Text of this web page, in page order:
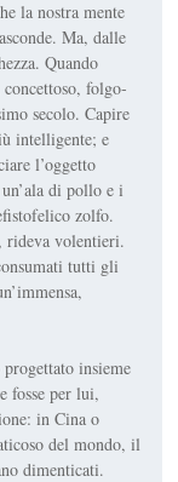
la nostra mente
Ma, dalle
Quando
concettoso, folgo­
secolo. Capire
intelli­gente; e
l’oggetto
di pollo e i
zolfo.
rideva vo­lentieri.
tutti gli
in­sieme
fosse per lui,
in Cina o
del mondo, il
di­menticati.